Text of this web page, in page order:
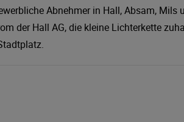
Abnehmer in Hall, Absam,
der Hall AG, die kleine Lichterkette